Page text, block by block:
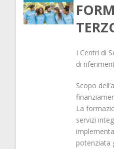
I Centri di
di
Scopo
La
servizi
potenziata